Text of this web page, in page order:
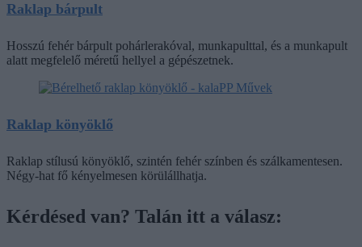
Raklap bárpult
Hosszú fehér bárpult pohárlerakóval, munkapulttal, és a munkapult
alatt megfelelő méretű hellyel a gépészetnek.
Raklap könyöklő
Raklap stílusú könyöklő, szintén fehér színben és szálkamentesen.
Négy-hat fő kényelmesen körülállhatja.
Kérdésed van? Talán itt a válasz: